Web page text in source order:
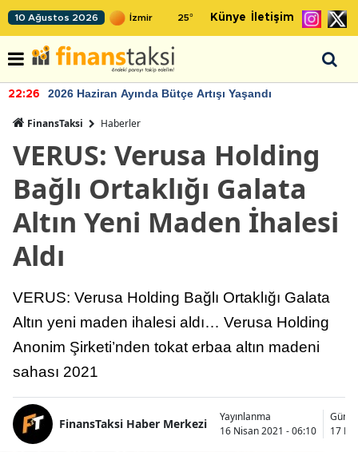
10 Ağustos 2026 25° Künye İletişim
22:26 2026 Haziran Ayında Bütçe Artışı Yaşandı
FinansTaksi Haberler
VERUS: Verusa Holding
Bağlı Ortaklığı Galata
Altın Yeni Maden İhalesi
Aldı
VERUS: Verusa Holding Bağlı Ortaklığı Galata
Altın yeni maden ihalesi aldı… Verusa Holding
Anonim Şirketi’nden tokat erbaa altın madeni
sahası 2021
FinansTaksi Haber Merkezi
Yayınlanma
16 Nisan 2021 - 06:10
17